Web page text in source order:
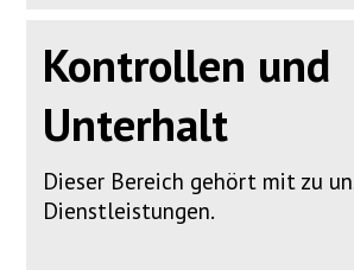
Kontrollen und
Unterhalt
Dieser Bereich gehört mit zu
Dienstleistungen.